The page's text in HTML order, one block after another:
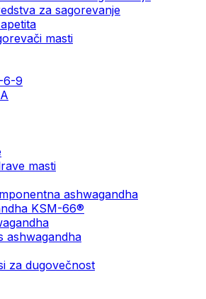
za sagorevanje
masti
6-9
masti
ashwagandha
KSM-66®
ashwagandha
za dugovečnost